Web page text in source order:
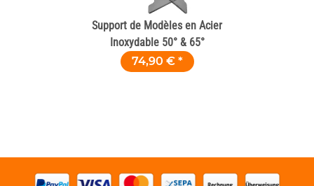
Support de Modèles en Acier
Inoxydable 50° & 65°
74,90 € *